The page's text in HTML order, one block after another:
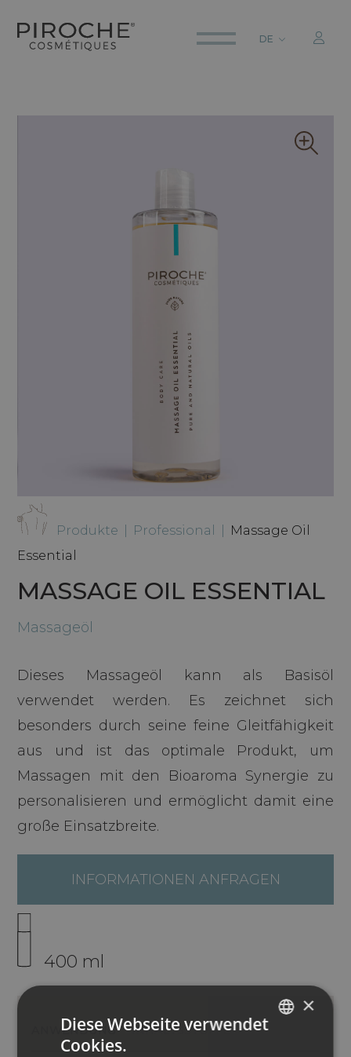
DE
DEUTSCH
Produkte Professional
Massage Oil
Essential
MASSAGE OIL ESSENTIAL
Massageöl
Dieses Massageöl kann als Basisöl
verwendet werden. Es zeichnet sich
besonders durch seine feine Gleitfähigkeit
aus und ist das optimale Produkt, um
Massagen mit den Bioaroma Synergie zu
personalisieren und ermöglicht damit eine
große Einsatzbreite.
INFORMATIONEN ANFRAGEN
400 ml
ANWENDUNG INHALTSSTOFFE
×
Diese Webseite verwendet
Cookies.